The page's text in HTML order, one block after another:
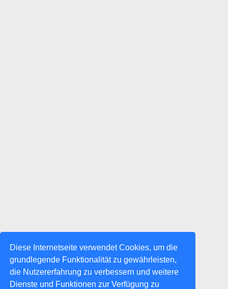
Diese Internetseite verwendet Cookies, um die
grundlegende Funktionalität zu gewährleisten,
die Nutzererfahrung zu verbessern und weitere
Dienste und Funktionen zur Verfügung zu